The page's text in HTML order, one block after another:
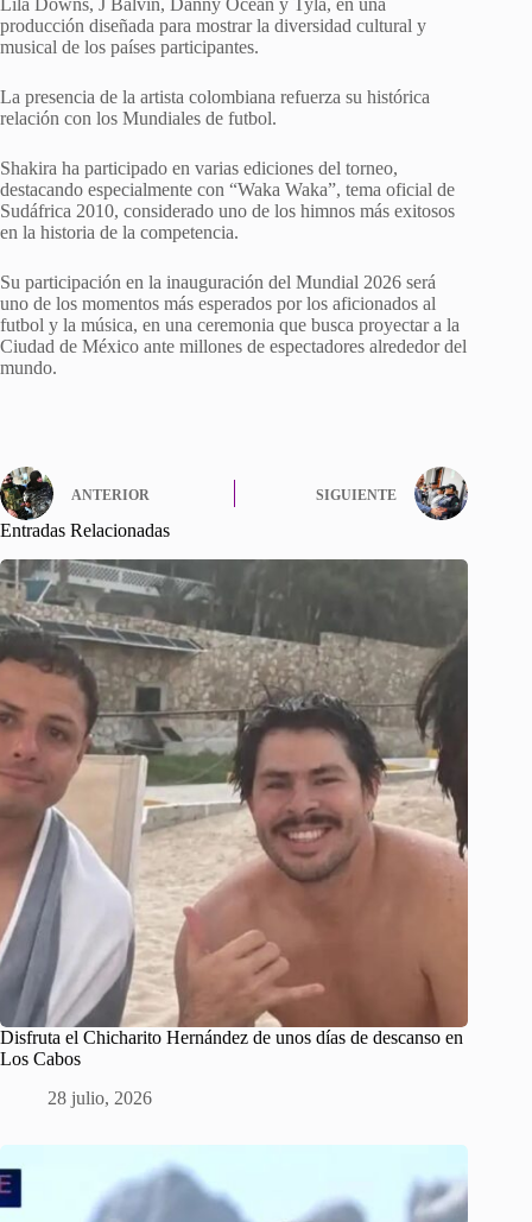
Lila Downs, J Balvin, Danny Ocean y Tyla, en una
producción diseñada para mostrar la diversidad cultural y
musical de los países participantes.
La presencia de la artista colombiana refuerza su histórica
relación con los Mundiales de futbol.
Shakira ha participado en varias ediciones del torneo,
destacando especialmente con “Waka Waka”, tema oficial de
Sudáfrica 2010, considerado uno de los himnos más exitosos
en la historia de la competencia.
Su participación en la inauguración del Mundial 2026 será
uno de los momentos más esperados por los aficionados al
futbol y la música, en una ceremonia que busca proyectar a la
Ciudad de México ante millones de espectadores alrededor del
mundo.
ANTERIOR SIGUIENTE
Entradas Relacionadas
Disfruta el Chicharito Hernández de unos días de descanso en
Los Cabos
28 julio, 2026